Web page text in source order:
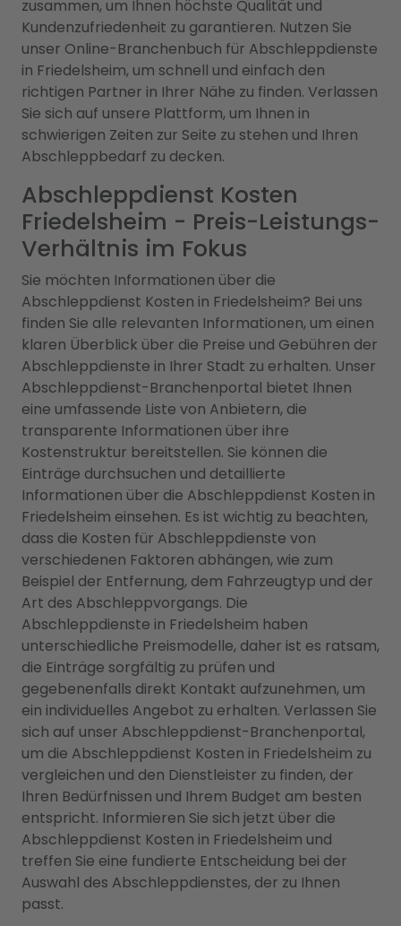
zusammen, um Ihnen höchste Qualität und
Kundenzufriedenheit zu garantieren. Nutzen Sie
unser Online-Branchenbuch für Abschleppdienste
in Friedelsheim, um schnell und einfach den
richtigen Partner in Ihrer Nähe zu finden. Verlassen
Sie sich auf unsere Plattform, um Ihnen in
schwierigen Zeiten zur Seite zu stehen und Ihren
Abschleppbedarf zu decken.
Abschleppdienst Kosten
Friedelsheim - Preis-Leistungs-
Verhältnis im Fokus
Sie möchten Informationen über die
Abschleppdienst Kosten in Friedelsheim? Bei uns
finden Sie alle relevanten Informationen, um einen
klaren Überblick über die Preise und Gebühren der
Abschleppdienste in Ihrer Stadt zu erhalten. Unser
Abschleppdienst-Branchenportal bietet Ihnen
eine umfassende Liste von Anbietern, die
transparente Informationen über ihre
Kostenstruktur bereitstellen. Sie können die
Einträge durchsuchen und detaillierte
Informationen über die Abschleppdienst Kosten in
Friedelsheim einsehen. Es ist wichtig zu beachten,
dass die Kosten für Abschleppdienste von
verschiedenen Faktoren abhängen, wie zum
Beispiel der Entfernung, dem Fahrzeugtyp und der
Art des Abschleppvorgangs. Die
Abschleppdienste in Friedelsheim haben
unterschiedliche Preismodelle, daher ist es ratsam,
die Einträge sorgfältig zu prüfen und
gegebenenfalls direkt Kontakt aufzunehmen, um
ein individuelles Angebot zu erhalten. Verlassen Sie
sich auf unser Abschleppdienst-Branchenportal,
um die Abschleppdienst Kosten in Friedelsheim zu
vergleichen und den Dienstleister zu finden, der
Ihren Bedürfnissen und Ihrem Budget am besten
entspricht. Informieren Sie sich jetzt über die
Abschleppdienst Kosten in Friedelsheim und
treffen Sie eine fundierte Entscheidung bei der
Auswahl des Abschleppdienstes, der zu Ihnen
passt.